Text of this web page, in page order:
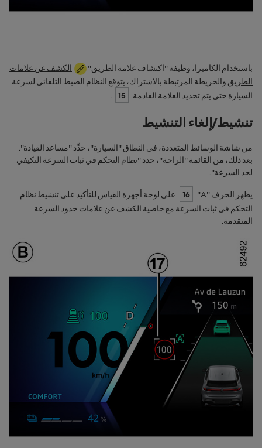
باستخدام الكاميرا، وظيفة "اكتشاف علامة الطريق"
الكشف عن علامات
الطريق والخريطة المرتبطة بالاشتراك، يتوقع النظام الضبط التلقائي لسرعة
السيارة حتى يتم تحديد العلامة القادمة
15
تنشيط/إلغاء التنشيط
من شاشة الوسائط المتعددة، في النطاق "السيارة"، حدِّد "مساعد القيادة".
بعد ذلك، من القائمة "الراحة"، حدد "نظام التحكم في ثبات السرعة التكيفي
لحد السرعة".
يظهر الحرف "A
"
16
على لوحة أجهزة القياس للتأكيد على تنشيط نظام
التحكم في ثبات السرعة مع خاصية الكشف عن علامات حدود السرعة
المتقدمة.